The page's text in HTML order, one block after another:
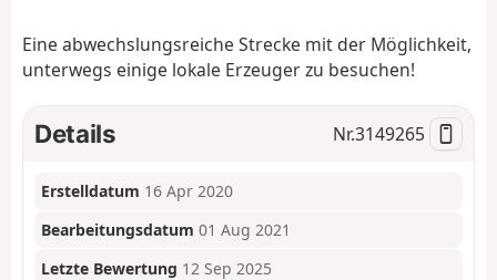
a
o
Eine abwechslungsreiche Strecke mit der Möglichkeit,
unterwegs einige lokale Erzeuger zu besuchen!
Details Nr.3149265
Erstelldatum 16 Apr 2020
Bearbeitungsdatum 01 Aug 2021
Letzte Bewertung 12 Sep 2025